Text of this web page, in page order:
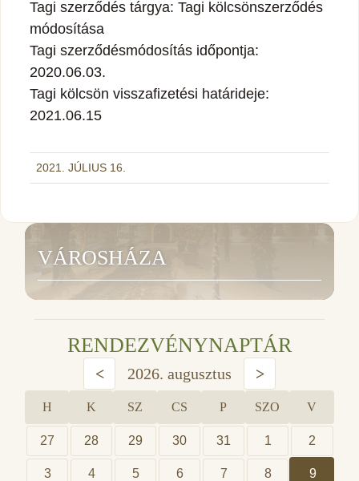
Tagi szerződés tárgya: Tagi kölcsönszerződés
módosítása
Tagi szerződésmódosítás időpontja:
2020.06.03.
Tagi kölcsön visszafizetési határideje:
2021.06.15
2021. JÚLIUS 16.
VÁROSHÁZA
RENDEZVÉNYNAPTÁR
< 2026. augusztus >
H K SZ CS P SZO V
27 28 29 30 31 1 2
3 4 5 6 7 8 9